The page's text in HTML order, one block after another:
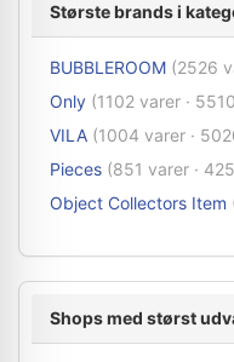
Største brands i
BUBBLEROOM (2526
Only (1102 varer ·
VILA (1004 varer ·
Pieces (851 varer ·
Object Collectors Item
Shops med størst